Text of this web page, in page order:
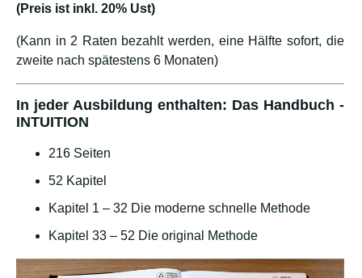
(Preis ist inkl. 20% Ust)
(Kann in 2 Raten bezahlt werden, eine Hälfte sofort, die
zweite nach spätestens 6 Monaten)
In jeder Ausbildung enthalten: Das Handbuch -
INTUITION
216 Seiten
52 Kapitel
Kapitel 1 – 32 Die moderne schnelle Methode
Kapitel 33 – 52 Die original Methode